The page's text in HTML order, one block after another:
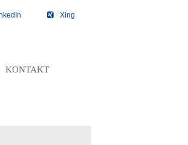
Xing
KONTAKT